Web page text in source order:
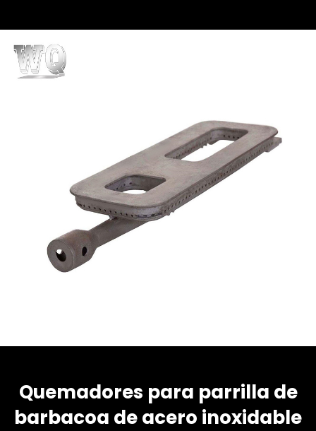
Quemadores para parrilla de
barbacoa de acero inoxidable